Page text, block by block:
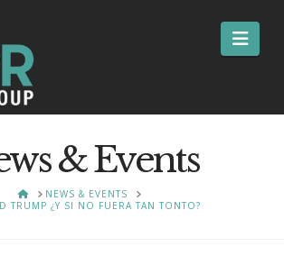
& Events
HOMENEWS & EVENTS
TRUMP ¿Y SI NO FUERA TAN TONTO?